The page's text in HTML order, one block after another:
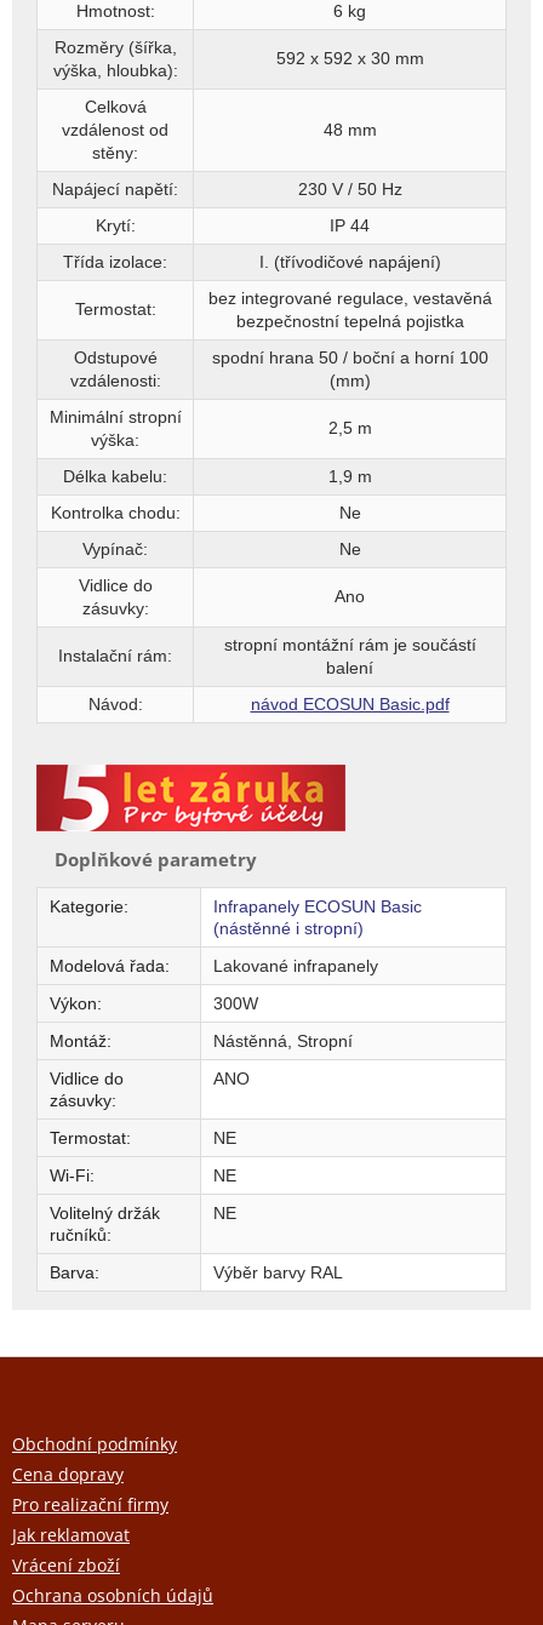
Hmotnost:
6 kg
Rozměry (šířka,
výška, hloubka):
592 x 592 x 30mm
Celková
vzdálenost od
stěny:
48 mm
Napájecí napětí:
230 V / 50 Hz
Krytí:
IP 44
Třída izolace:
I. (třívodičové napájení)
Termostat:
bez integrované regulace, vestavěná
bezpečnostní tepelná pojistka
Odstupové
vzdálenosti:
spodní hrana 50 / boční a horní 100
(mm)
Minimální stropní
výška:
2,5 m
Délka kabelu:
1,9 m
Kontrolka chodu:
Ne
Vypínač:
Ne
Vidlice do
zásuvky:
Ano
Instalační rám:
stropní montážní rám je součástí
balení
Návod:
návod ECOSUN Basic.pdf
Doplňkové parametry
Kategorie:
Infrapanely ECOSUN Basic
(nástěnné i stropní)
Modelová řada:
Lakované infrapanely
Výkon:
300W
Montáž:
Nástěnná, Stropní
Vidlice do
zásuvky:
ANO
Termostat:
NE
Wi-Fi:
NE
Volitelný držák
ručníků:
NE
Barva: Výběr barvy RAL
Z
aObchodní podmínky
Cena dopravy
Pro realizační firmy
Jak reklamovat
Vrácení zboží
Ochrana osobních údajů